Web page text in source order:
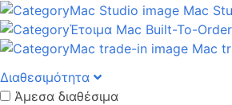
Mac
Mac
Διαθεσιμότητα
Άμεσα διαθέσιμα